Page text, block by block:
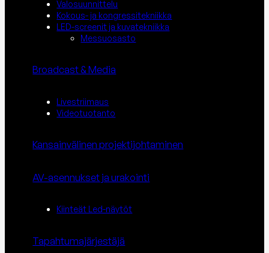
Valosuunnittelu
Kokous- ja kongressitekniikka
LED-screenit ja kuvatekniikka
Messuosasto
Broadcast & Media
Livestriimaus
Videotuotanto
Kansainvälinen projektijohtaminen
AV-asennukset ja urakointi
Kiinteät Led-näytöt
Tapahtuma­järjestäjä